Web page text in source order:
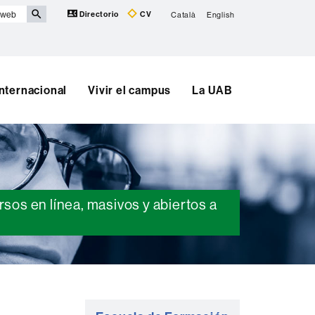
Directorio CV Català English
Vivir el campus La UAB
en línea, masivos y abiertos a
Información